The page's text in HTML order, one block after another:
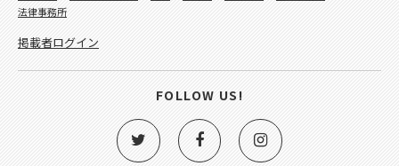
法律事務所
掲載者ログイン
FOLLOW US!